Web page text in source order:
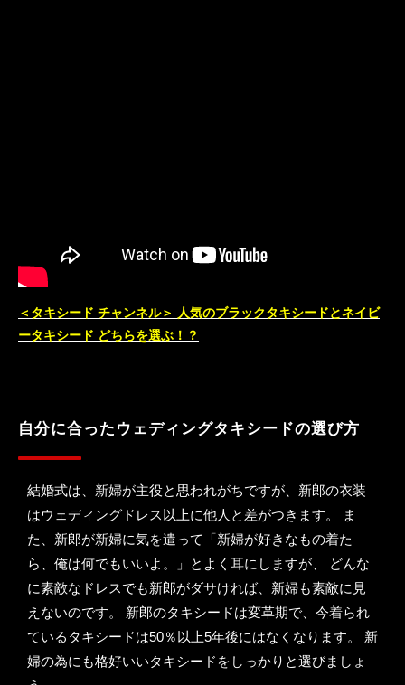
＜タキシード チャンネル＞ 人気のブラックタキシードとネイビ
ータキシード どちらを選ぶ！？
自分に合ったウェディングタキシードの選び方
結婚式は、新婦が主役と思われがちですが、新郎の衣装
はウェディングドレス以上に他人と差がつきます。 ま
た、新郎が新婦に気を遣って「新婦が好きなもの着た
ら、俺は何でもいいよ。」とよく耳にしますが、 どんな
に素敵なドレスでも新郎がダサければ、新婦も素敵に見
えないのです。 新郎のタキシードは変革期で、今着られ
ているタキシードは50％以上5年後にはなくなります。 新
婦の為にも格好いいタキシードをしっかりと選びましょ